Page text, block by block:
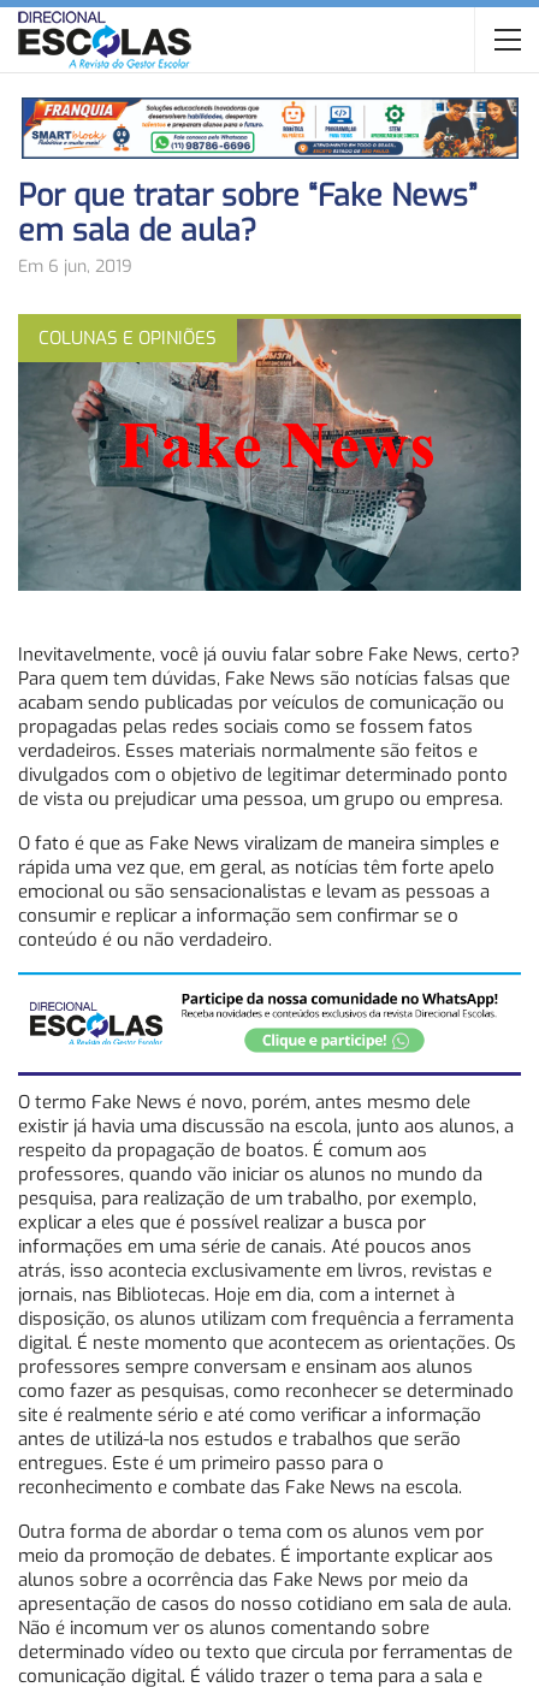
Por que tratar sobre “Fake News”
em sala de aula?
Em 6 jun, 2019
COLUNAS E OPINIÕES
Inevitavelmente, você já ouviu falar sobre Fake News, certo?
Para quem tem dúvidas, Fake News são notícias falsas que
acabam sendo publicadas por veículos de comunicação ou
propagadas pelas redes sociais como se fossem fatos
verdadeiros. Esses materiais normalmente são feitos e
divulgados com o objetivo de legitimar determinado ponto
de vista ou prejudicar uma pessoa, um grupo ou empresa.
O fato é que as Fake News viralizam de maneira simples e
rápida uma vez que, em geral, as notícias têm forte apelo
emocional ou são sensacionalistas e levam as pessoas a
consumir e replicar a informação sem confirmar se o
conteúdo é ou não verdadeiro.
O termo Fake News é novo, porém, antes mesmo dele
existir já havia uma discussão na escola, junto aos alunos, a
respeito da propagação de boatos. É comum aos
professores, quando vão iniciar os alunos no mundo da
pesquisa, para realização de um trabalho, por exemplo,
explicar a eles que é possível realizar a busca por
informações em uma série de canais. Até poucos anos
atrás, isso acontecia exclusivamente em livros, revistas e
jornais, nas Bibliotecas. Hoje em dia, com a internet à
disposição, os alunos utilizam com frequência a ferramenta
digital. É neste momento que acontecem as orientações. Os
professores sempre conversam e ensinam aos alunos
como fazer as pesquisas, como reconhecer se determinado
site é realmente sério e até como verificar a informação
antes de utilizá-la nos estudos e trabalhos que serão
entregues. Este é um primeiro passo para o
reconhecimento e combate das Fake News na escola.
Outra forma de abordar o tema com os alunos vem por
meio da promoção de debates. É importante explicar aos
alunos sobre a ocorrência das Fake News por meio da
apresentação de casos do nosso cotidiano em sala de aula.
Não é incomum ver os alunos comentando sobre
determinado vídeo ou texto que circula por ferramentas de
comunicação digital. É válido trazer o tema para a sala e